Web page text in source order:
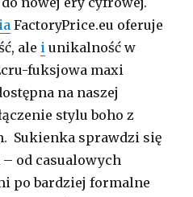
FactoryPrice.eu oferuje
ale i unikalność w
fuksjowa maxi
na naszej
stylu boho z
Sukienka sprawdzi się
od casualowych
po bardziej formalne